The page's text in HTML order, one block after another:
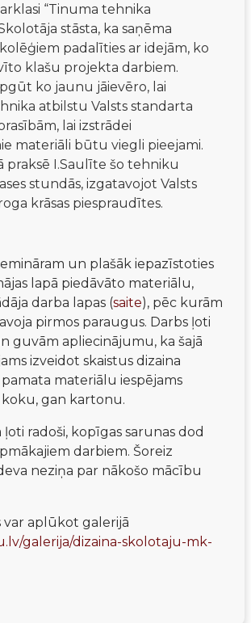
“Tinuma tehnika
stāsta, ka saņēma
padalīties ar idejām, ko
klašu projekta darbiem.
ko jaunu jāievēro, lai
atbilstu Valsts standarta
lai izstrādei
materiāli būtu viegli pieejami.
praksē I.Saulīte šo tehniku
stundās, izgatavojot Valsts
krāsas piespraudītes.
un plašāk iepazīstoties
lapā piedāvāto materiālu,
darba lapas (saite), pēc kurām
pirmos paraugus. Darbs ļoti
guvām apliecinājumu, ka šajā
izveidot skaistus dizaina
materiālu iespējams
gan kartonu.
ļoti radoši, kopīgas sarunas dod
darbiem. Šoreiz
neziņa par nākošo mācību
galerija/dizaina-skolotaju-mk-